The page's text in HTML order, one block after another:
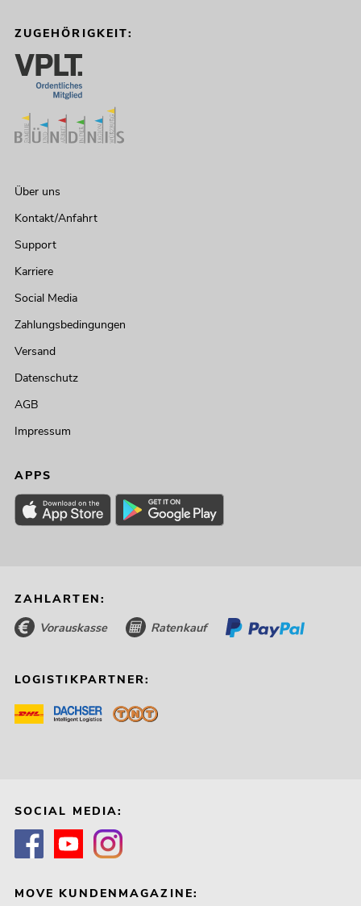
ZUGEHÖRIGKEIT:
Über uns
Kontakt/Anfahrt
Support
Karriere
Social Media
Zahlungsbedingungen
Versand
Datenschutz
AGB
Impressum
APPS
ZAHLARTEN:
Vorauskasse Ratenkauf
LOGISTIKPARTNER:
SOCIAL MEDIA:
MOVE KUNDENMAGAZINE: